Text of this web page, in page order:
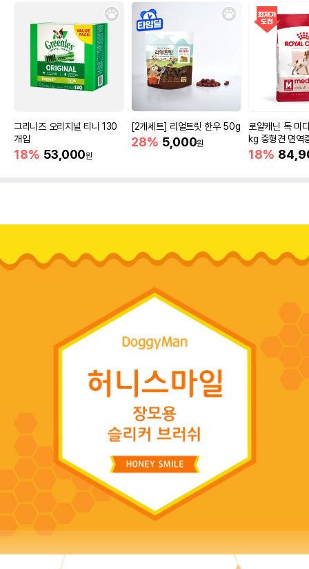
그리니즈 오리지널 티니 130
개입
18% 53,000원
[2개세트] 리얼트릿 한우 50g
28% 5,000원
로얄캐닌 독 미
kg 중형견 면역
18%